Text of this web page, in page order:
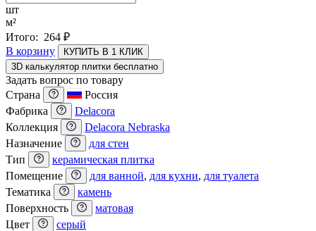
шт
м²
Итого: 264 ₽
В корзину
КУПИТЬ В 1 КЛИК
3D калькулятор плитки бесплатно
Задать вопрос по товару
Страна
Россия
Фабрика
Delacora
Коллекция
Delacora Nebraska
Назначение
для стен
Тип
керамическая плитка
Помещение
для ванной, для кухни, для туалета
Тематика
камень
Поверхность
матовая
Цвет
серый